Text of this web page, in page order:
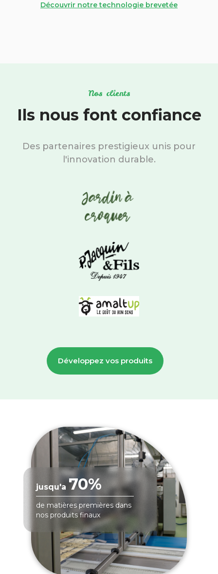
Découvrir notre technologie brevetée
Nos clients
Ils nous font confiance
Des partenaires prestigieux unis pour
l'innovation durable.
Développez vos produits
jusqu'a 70%
de matières premières dans
nos produits finaux